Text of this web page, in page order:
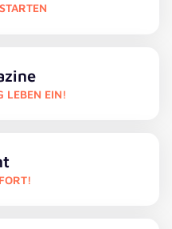
LEBEN EIN!
ein!